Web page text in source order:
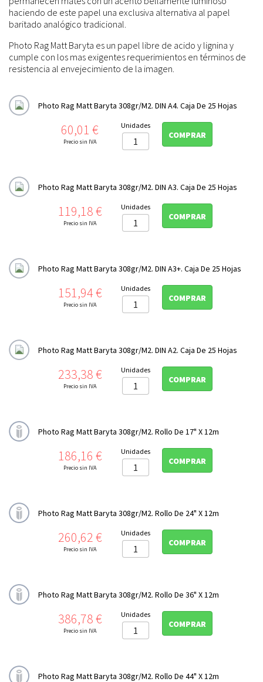
haciendo de este papel una exclusiva alternativa al papel
baritado analógico tradicional.
Photo Rag Matt Baryta es un papel libre de acido y lignina y
cumple con los mas exigentes requerimientos en términos de
resistencia al envejecimiento de la imagen.
Photo Rag Matt Baryta 308gr/m2. DIN A4. Caja De 25 Hojas
Precio
60,01 €
Precio sin IVA
Unidades
COMPRAR
Photo Rag Matt Baryta 308gr/m2. DIN A3. Caja De 25 Hojas
Precio
119,18 €
Precio sin IVA
Unidades
COMPRAR
Photo Rag Matt Baryta 308gr/m2. DIN A3+. Caja De 25 Hojas
Precio
151,94 €
Precio sin IVA
Unidades
COMPRAR
Photo Rag Matt Baryta 308gr/m2. DIN A2. Caja De 25 Hojas
Precio
233,38 €
Precio sin IVA
Unidades
COMPRAR
Photo Rag Matt Baryta 308gr/m2. Rollo De 17" X 12m
Precio
186,16 €
Precio sin IVA
Unidades
COMPRAR
Photo Rag Matt Baryta 308gr/m2. Rollo De 24" X 12m
Precio
260,62 €
Precio sin IVA
Unidades
COMPRAR
Photo Rag Matt Baryta 308gr/m2. Rollo De 36" X 12m
Precio
386,78 €
Precio sin IVA
Unidades
COMPRAR
Photo Rag Matt Baryta 308gr/m2. Rollo De 44" X 12m